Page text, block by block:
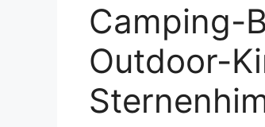
Camping-
Outdoor-